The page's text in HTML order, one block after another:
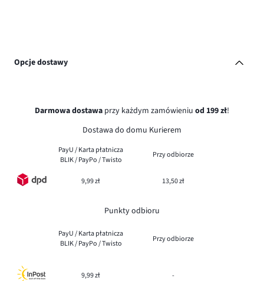
Opcje dostawy
Darmowa dostawa przy każdym zamówieniu od 199 zł!
Dostawa do domu Kurierem
PayU / Karta płatnicza
BLIK / PayPo / Twisto
Przy odbiorze
9,99 zł 13,50 zł
Punkty odbioru
PayU / Karta płatnicza
BLIK / PayPo / Twisto
Przy odbiorze
9,99 zł -